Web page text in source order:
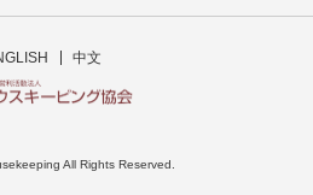
中文
All Rights Reserved.